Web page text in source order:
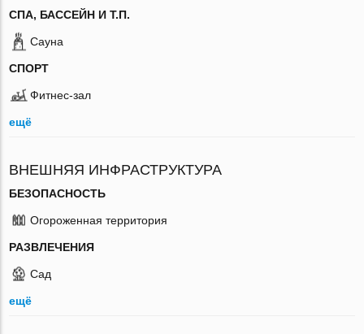
СПА, БАССЕЙН И Т.П.
Сауна
СПОРТ
Фитнес-зал
ещё
ВНЕШНЯЯ ИНФРАСТРУКТУРА
БЕЗОПАСНОСТЬ
Огороженная территория
РАЗВЛЕЧЕНИЯ
Сад
ещё